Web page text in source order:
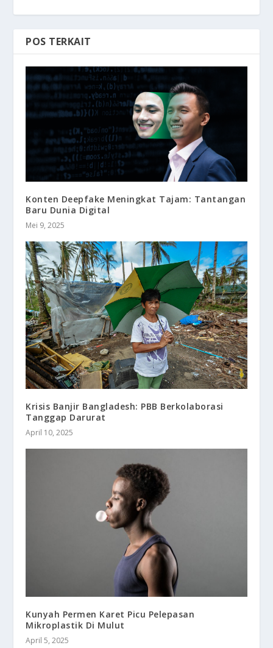
POS TERKAIT
Konten Deepfake Meningkat Tajam: Tantangan
Baru Dunia Digital
Mei 9, 2025
Krisis Banjir Bangladesh: PBB Berkolaborasi
Tanggap Darurat
April 10, 2025
Kunyah Permen Karet Picu Pelepasan
Mikroplastik Di Mulut
April 5, 2025